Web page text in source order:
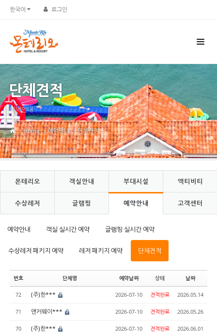
한국어 로그인
단체견적
예약안내
Home 예약안내 단체견적
몬테리오 객실안내 부대시설 액티비티
수상레저 글램핑 예약안내 고객센터
예약안내 객실 실시간 예약 글램핑 실시간 예약
수상레저 패키지 예약 레저 패키지 예약 단체견적
번호 단체명 예약날짜 상태 날짜
72 (주)한*** 2026-07-10 견적완료 2026.05.14
71 앤커웨이*** 2026-07-10 견적완료 2026.05.26
70 (주)한*** 2026-07-10 견적완료 2026.06.01
Sketchbook5, 스케치북5